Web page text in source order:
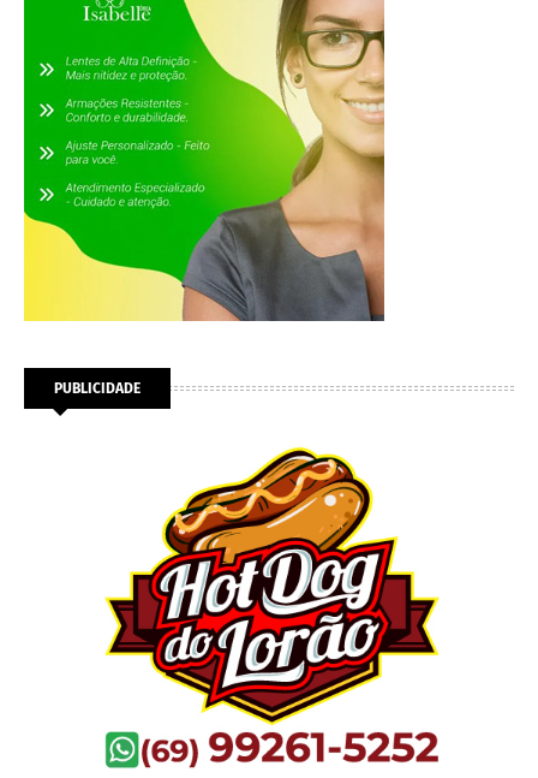
PUBLICIDADE